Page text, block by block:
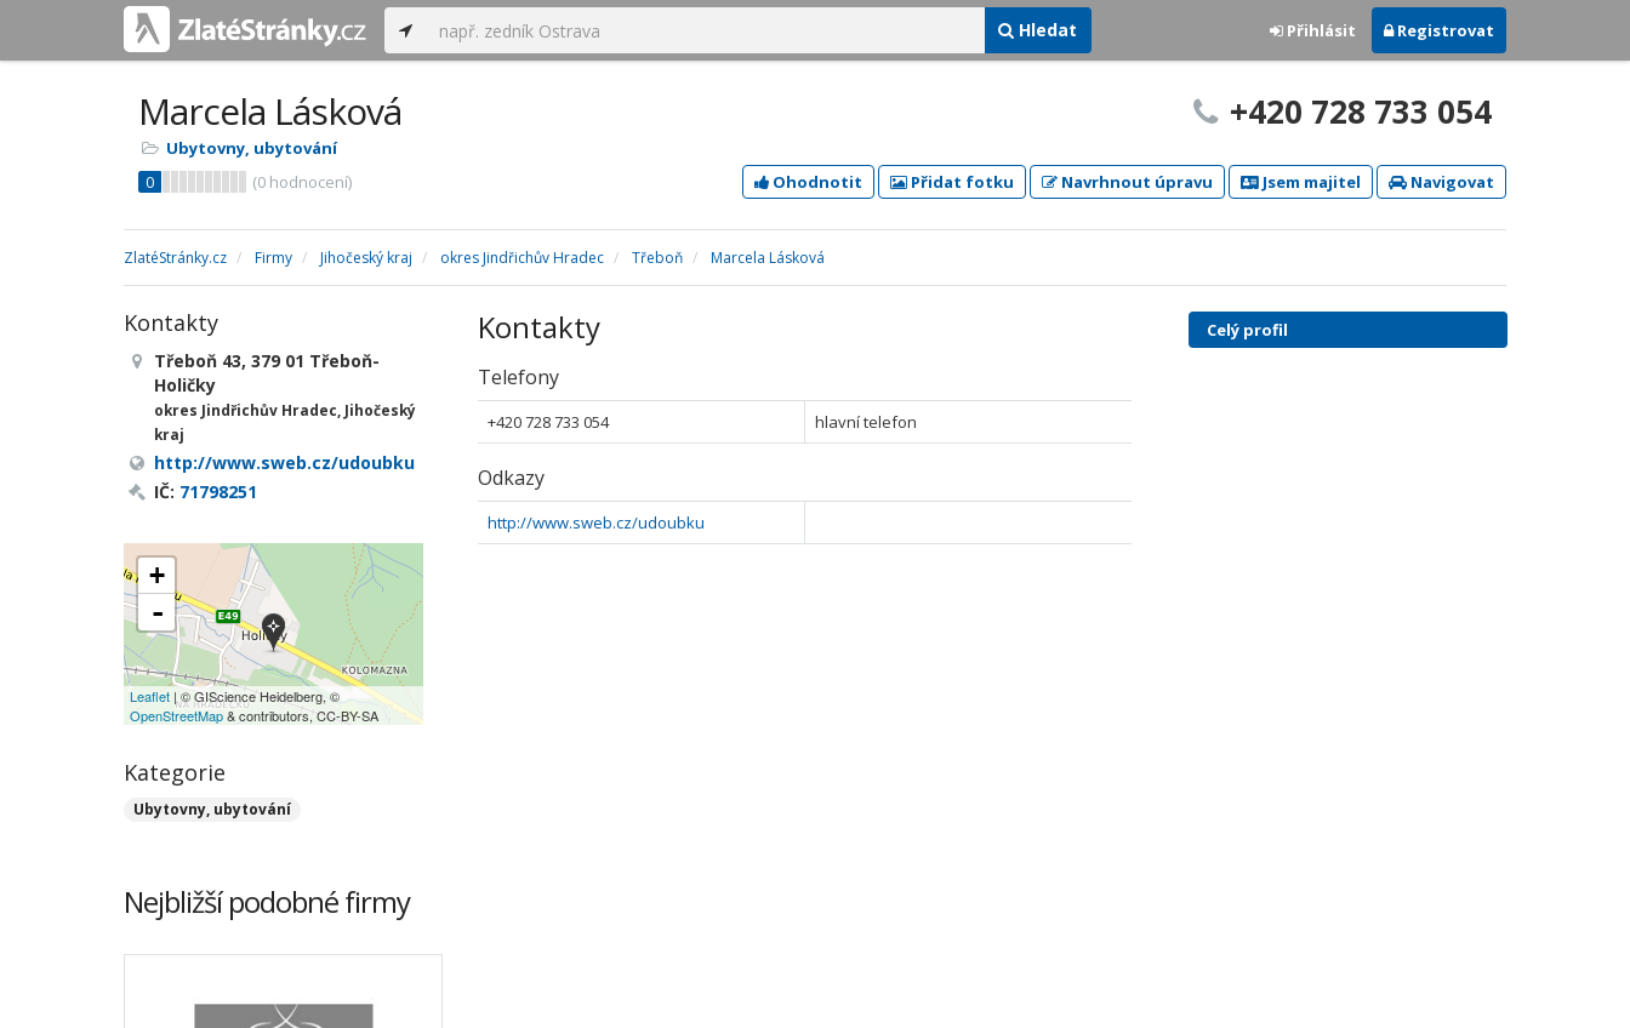
Hledat Přihlásit Registrovat
Marcela Lásková
Ubytovny, ubytování
0
(0 hodnocení)
+420 728 733 054
Ohodnotit Přidat fotku Navrhnout úpravu Jsem majitel Navigovat
ZlatéStránky.cz Firmy Jihočeský kraj okres Jindřichův Hradec Třeboň Marcela Lásková
Kontakty
Telefony
+420 728 733 054 hlavní telefon
Odkazy
http://www.sweb.cz/udoubku
Kontakty
Třeboň 43, 379 01 Třeboň-
Holičky
okres Jindřichův Hradec, Jihočeský
kraj
http://www.sweb.cz/udoubku
IČ: 71798251
+
-
Leaflet | © GIScience Heidelberg, ©
OpenStreetMap& contributors, CC-BY-SA
Kategorie
Ubytovny, ubytování
Celý profil
Nejbližší podobné firmy